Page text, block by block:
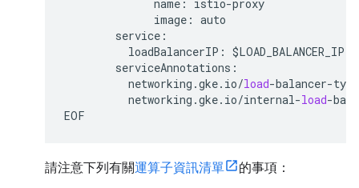
name : istio-proxy
image : auto
service :
loadBalancerIP : $LOAD_BALANCER_IP
serviceAnnotations :
networking .gke. io/load-balancer-type
networking .gke. io/internal-load-
EOF
請注意下列有關運算子資訊清單
的事項：